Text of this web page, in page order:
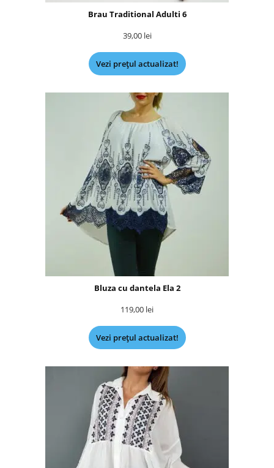
Brau Traditional Adulti 6
39,00 lei
Vezi prețul actualizat!
Bluza cu dantela Ela 2
119,00 lei
Vezi prețul actualizat!